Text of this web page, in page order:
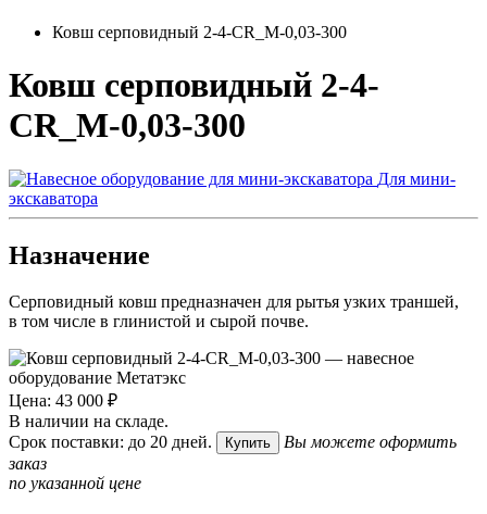
Ковш серповидный 2-4-СR_M-0,03-300
Ковш серповидный 2-4-
СR_M-0,03-300
Для мини-
экскаватора
Назначение
Серповидный ковш предназначен для рытья узких траншей,
в том числе в глинистой и сырой почве.
Цена: 43 000 ₽
В наличии на складе.
Срок поставки: до 20 дней.
Купить
Вы можете оформить
заказ
по указанной цене